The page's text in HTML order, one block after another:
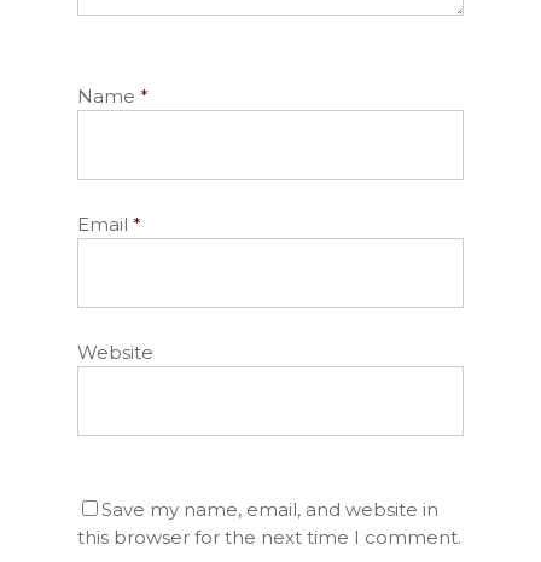
Name *
Email *
Website
Save my name, email, and website in
this browser for the next time I comment.